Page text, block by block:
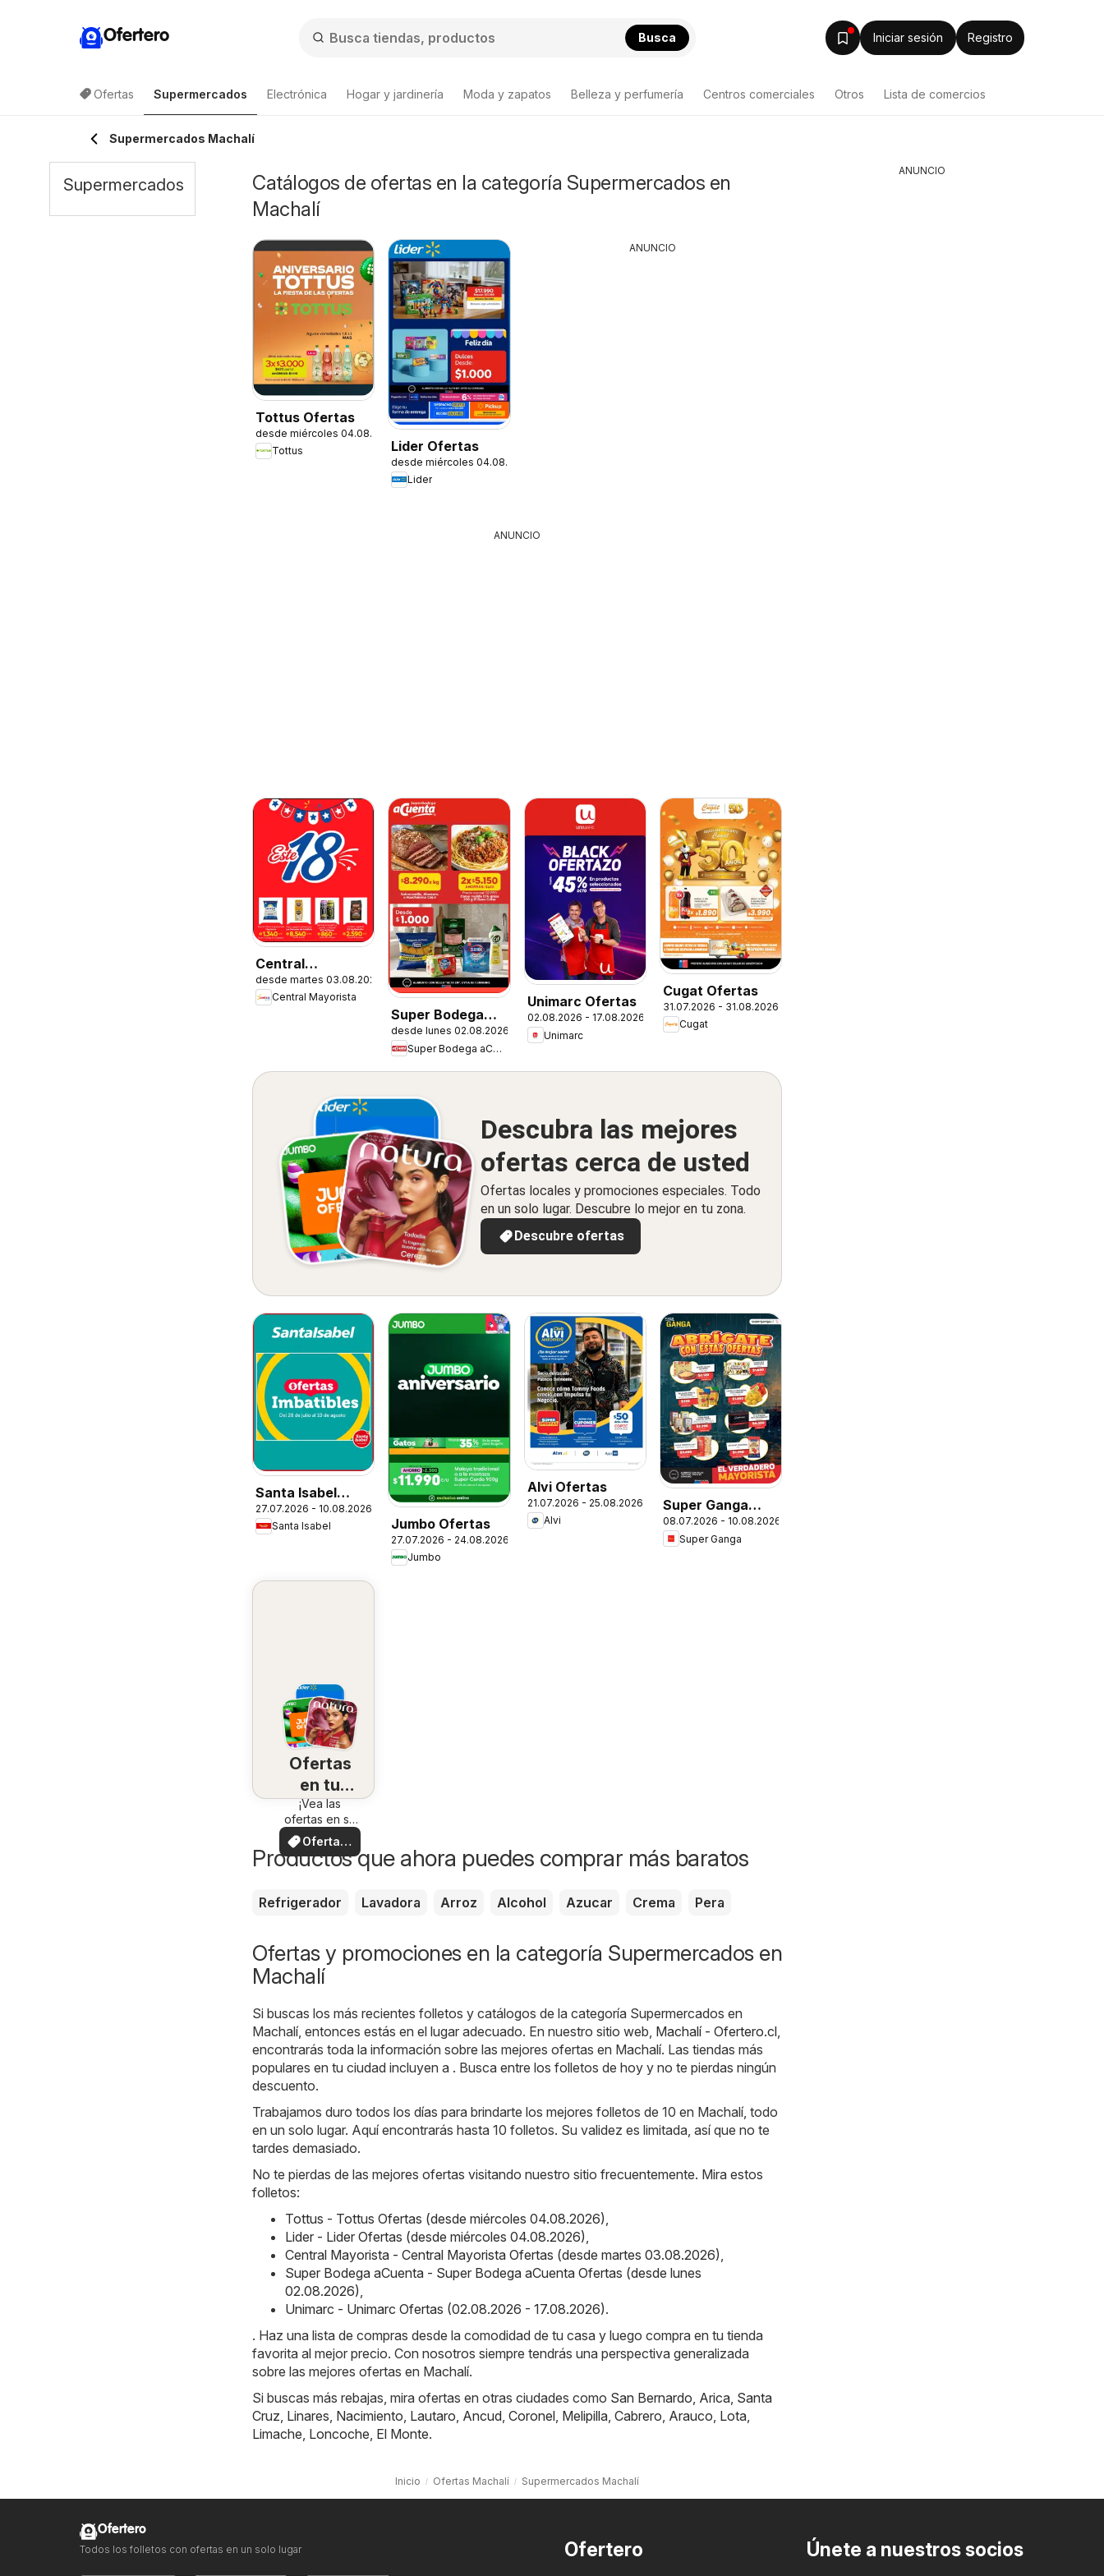
Ofertero Busca Iniciar sesión Registro
Ofertas Supermercados Electrónica Hogar y jardinería Moda y zapatos Belleza y perfumería Centros comerciales Otros Lista de comercios
Supermercados Machalí
Catálogos de ofertas en la categoría Supermercados en
Machalí
Tottus Ofertas
desde miércoles 04.08.2026
Tottus
Lider Ofertas
desde miércoles 04.08.2026
Lider
ANUNCIO
ANUNCIO
Central
Mayorista
Ofertas
desde martes 03.08.2026
Central Mayorista
Super Bodega
aCuenta Ofertas
desde lunes 02.08.2026
Super Bodega aCuenta
Unimarc Ofertas
02.08.2026 - 17.08.2026
Unimarc
Cugat Ofertas
31.07.2026 - 31.08.2026
Cugat
Descubra las mejores
ofertas cerca de usted
Ofertas locales y promociones especiales. Todo
en un solo lugar. Descubre lo mejor en tu zona.
Descubre ofertas
Santa Isabel
Ofertas
27.07.2026 - 10.08.2026
Santa Isabel
Jumbo Ofertas
27.07.2026 - 24.08.2026
Jumbo
Alvi Ofertas
21.07.2026 - 25.08.2026
Alvi
Super Ganga
Ofertas
08.07.2026 - 10.08.2026
Super Ganga
Ofertas
en tu
zona
¡Vea las
ofertas en su
zona!
Ofertas
locales
Productos que ahora puedes comprar más baratos
Refrigerador Lavadora Arroz Alcohol Azucar Crema Pera
Ofertas y promociones en la categoría Supermercados en
Machalí
Si buscas los más recientes folletos y catálogos de la categoría Supermercados en
Machalí, entonces estás en el lugar adecuado. En nuestro sitio web, Machalí - Ofertero.cl
encontrarás toda la información sobre las mejores ofertas en Machalí. Las tiendas más
populares en tu ciudad incluyen a . Busca entre los folletos de hoy y no te pierdas ningún
descuento.
Trabajamos duro todos los días para brindarte los mejores folletos de 10 en Machalí, todo
en un solo lugar. Aquí encontrarás hasta 10 folletos. Su validez es limitada, así que no te
tardes demasiado.
No te pierdas de las mejores ofertas visitando nuestro sitio frecuentemente. Mira estos
folletos:
Tottus - Tottus Ofertas (desde miércoles 04.08.2026)
Lider - Lider Ofertas (desde miércoles 04.08.2026)
Central Mayorista - Central Mayorista Ofertas (desde martes 03.08.2026)
Super Bodega aCuenta - Super Bodega aCuenta Ofertas (desde lunes
02.08.2026)
Unimarc - Unimarc Ofertas (02.08.2026 - 17.08.2026).
. Haz una lista de compras desde la comodidad de tu casa y luego compra en tu tienda
favorita al mejor precio. Con nosotros siempre tendrás una perspectiva generalizada
sobre las mejores ofertas en Machalí.
Si buscas más rebajas, mira ofertas en otras ciudades como San Bernardo Arica Santa
Cruz Linares Nacimiento Lautaro Ancud Coronel Melipilla Cabrero Arauco Lota
Limache Loncoche El Monte.
Inicio Ofertas Machalí Supermercados Machalí
Supermercados
ANUNCIO
Ofertero Únete a nuestros socios
Ofertero
Todos los folletos con ofertas en un solo lugar